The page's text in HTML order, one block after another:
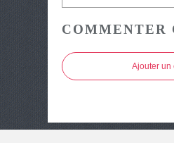
COMMENTER
Ajouter un